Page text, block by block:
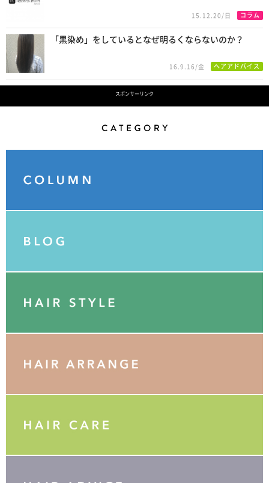
15.12.20/日 コラム
「黒染め」をしているとなぜ明るくならないのか？
16.9.16/金 ヘアアドバイス
スポンサーリンク